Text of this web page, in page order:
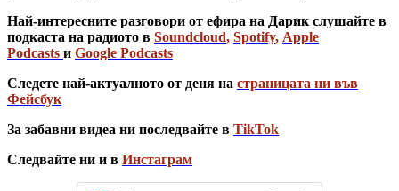
Най-интересните разговори от ефира на Дарик слушайте в
подкаста на радиото в Soundcloud, Spotify, Apple
Podcasts и Google Podcasts
Следете най-актуалното от деня на страницата ни във
Фейсбук
За забавни видеа ни последвайте в TikTok
Следвайте ни и в Инстаграм